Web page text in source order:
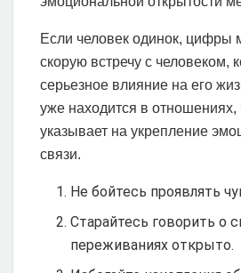
Если человек одинок, цифры
скорую встречу с человеком,
серьезное влияние на его
уже находится в отношениях,
указывает на укрепление
связи.
Не бойтесь проявлять
Старайтесь говорить о
переживаниях открыто.